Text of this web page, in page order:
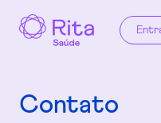
Rita
Assinaturas
Promotores
Contato